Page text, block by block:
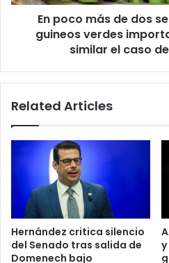
verdes
importados,
aunque
similar
caso
plátanos
En poco más de dos
guineos verdes
similar el caso
Related Articles
Hernández critica silencio
del Senado tras salida de
Domenech bajo